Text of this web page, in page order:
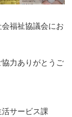
福祉協議会にお
力ありがとうご
サービス課